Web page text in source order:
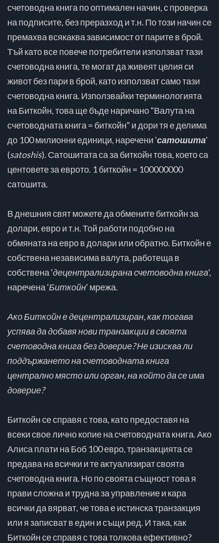
счетоводна книга по оптимален начин, с проверка
на подписите, без преразход и т.н. По този начин се
премахва всякаква зависимост от парите в брой.
Тъй като все повече потребители използват тази
счетоводна книга, те могат да живеят целия си
живот без пари в брой, като използват само тази
счетоводна книга. Използвайки терминологията
на Биткойн, това ще бъде наричано "Валута на
счетоводната книга = биткойн" и дори тя е делима
до 100 милионни единици, наречени 'сатошита'
(satoshis). Сатошитата са за биткойн това, което са
центовете за еврото. 1 биткойн = 100000000
сатошита.
В днешния свят можете да обмените биткойн за
долари, евро и т.н. Той работи подобно на
обмяната на евро в долари или обратно. Биткойн е
собствена независима валута, работеща в
собствена 'децентрализирана счетоводна книга',
наречена 'Биткойн' мрежа.
Ако Биткойн е децентрализиран, как тогава
успява да добавя нови транзакции в своята
счетоводна книга без доверие? Не изисква ли
поддържането на счетоводната книга
централно място или орган, на който да се има
доверие?
Биткойн се справя с това, като предоставя на
всеки свое лично копие на счетоводната книга. Ако
Алиса плати на Боб 100 евро, транзакцията се
предава на всички и те актуализират своята
счетоводна книга. Но по своята същност това я
прави сложна и трудна за управление и кара
всички да вярват, че това е истинска транзакция
или я записват в един и същи ред. И така, как
Биткойн се справя с това толкова ефективно?